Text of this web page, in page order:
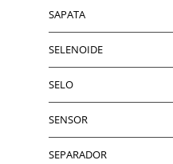
SAPATA
SELENOIDE
SELO
SENSOR
SEPARADOR